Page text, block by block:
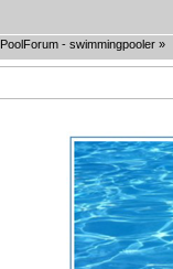
PoolForum - swimmingpooler »